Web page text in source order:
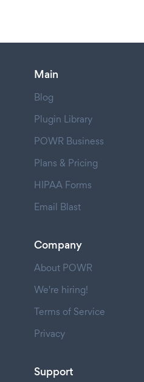
Main
Blog
Plugin Library
POWR Business
Plans & Pricing
HIPAA Forms
Email Blast
Company
About POWR
We're hiring!
Terms of Service
Privacy
Support